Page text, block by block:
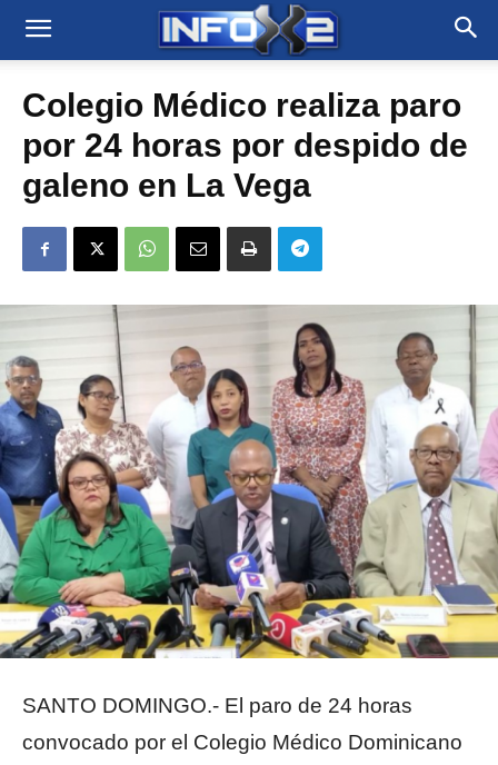
Colegio Médico realiza paro
por 24 horas por despido de
galeno en La Vega
SANTO DOMINGO.- El paro de 24 horas
convocado por el Colegio Médico Dominicano